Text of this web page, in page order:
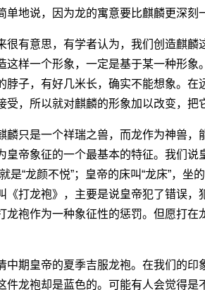
单地说，因为龙的寓意要比麒麟更深刻
有意思，有学者认为，我们创造麒麟
这样一个形象，一定是基于某一种形
脖子，有好几米长，确实不能想象。在
受，所以就对麒麟的形象加以改变，把
只是一个祥瑞之兽，而龙作为神兽，
皇帝象征的一个最基本的特征。我们说
是“龙颜不悦”；皇帝的床叫“龙床”，
《打龙袍》，主要是说皇帝犯了错误
龙袍作为一种象征性的惩罚。但愿打
期皇帝的夏季吉服龙袍。在我们的印
件龙袍却是蓝色的。可能有人会觉得